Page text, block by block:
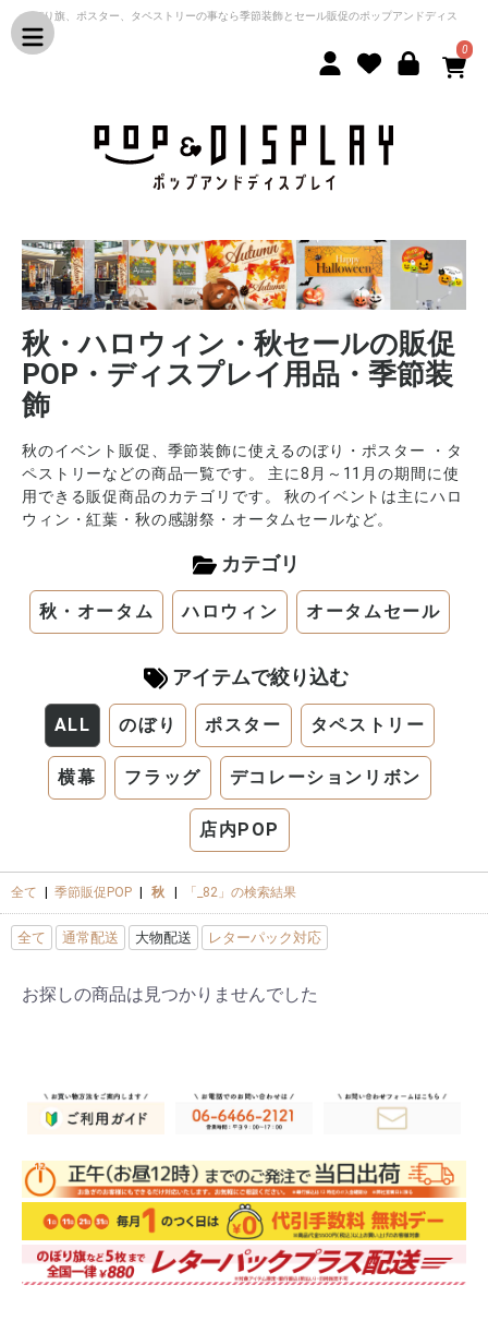
のぼり旗、ポスター、タペストリーの事なら季節装飾とセール販促のポップアンドディス
プレイ
0
秋・ハロウィン・秋セールの販促
POP・ディスプレイ用品・季節装
飾
秋のイベント販促、季節装飾に使えるのぼり・ポスター ・タ
ペストリーなどの商品一覧です。 主に8月～11月の期間に使
用できる販促商品のカテゴリです。 秋のイベントは主にハロ
ウィン・紅葉・秋の感謝祭・オータムセールなど。
カテゴリ
秋・オータム ハロウィン オータムセール
アイテムで絞り込む
ALL のぼり ポスター タペストリー
横幕 フラッグ デコレーションリボン
店内POP
全て | 季節販促POP | 秋 | 「_82」の検索結果
全て 通常配送 大物配送 レターパック対応
お探しの商品は見つかりませんでした